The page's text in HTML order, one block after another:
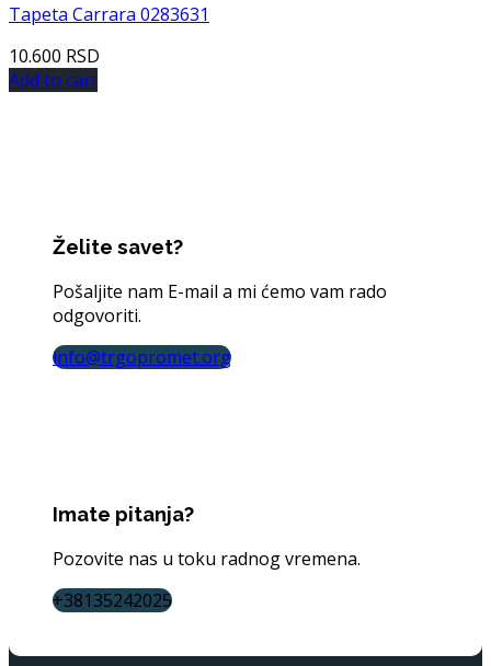
Tapeta Carrara 0283631
10.600 RSD
Add to cart
Želite savet?
Pošaljite nam E-mail a mi ćemo vam rado
odgovoriti.
info@trgopromet.org
Imate pitanja?
Pozovite nas u toku radnog vremena.
+38135242025